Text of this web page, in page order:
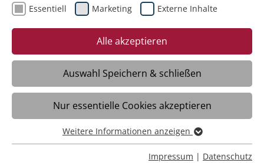
25.10.2025
Einladung zum 18. Fachtag Autismus
Ravensburg und Online
Essentiell Marketing Externe Inhalte
Alle akzeptieren
Auswahl Speichern & schließen
Nur essentielle Cookies akzeptieren
Essentiell
Essentielle Cookies werden für grundlegende Funktionen
Weitere Informationen anzeigen
Impressum | Datenschutz